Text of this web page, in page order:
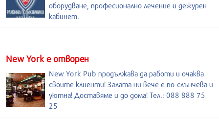
оборудване, професионално лечение и дежурен
кабинет.
New York е отворен
New York Pub продължава да работи и очаква
своите клиенти! Залата ни вече е по-слънчева и
уютна! Доставяме и до дома! Тел.: 088 888 75
25